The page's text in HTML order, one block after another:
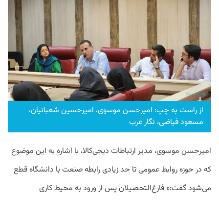
از راست به چپ: امیرحسن موسوی، امیرحسین شعبانیان،
مسعود فیاضی، نگار عرب
امیرحسن موسوی، مدیر ارتباطات دیجی‌کالا، با اشاره به این موضوع
که در حوزه روابط عمومی تا حد زیادی رابطه صنعت با دانشگاه قطع
می‌شود گفت:« فارغ‌التحصیلان پس از ورود به محیط کاری